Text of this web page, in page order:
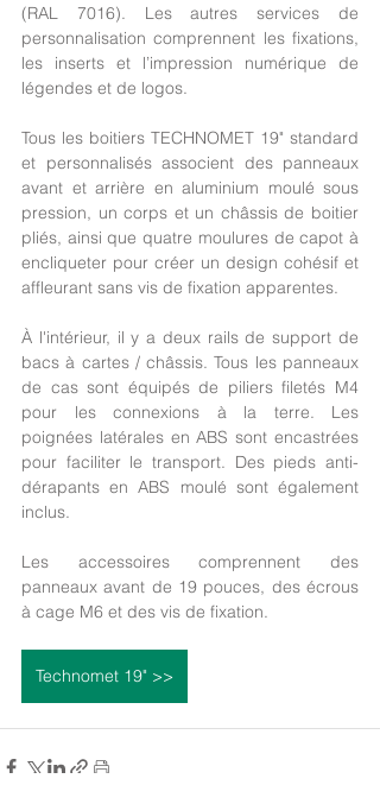
(RAL 7016). Les autres services de
personnalisation comprennent les fixations,
les inserts et l’impression numérique de
légendes et de logos.
Tous les boitiers TECHNOMET 19" standard
et personnalisés associent des panneaux
avant et arrière en aluminium moulé sous
pression, un corps et un châssis de boitier
pliés, ainsi que quatre moulures de capot à
encliqueter pour créer un design cohésif et
affleurant sans vis de fixation apparentes.
À l'intérieur, il y a deux rails de support de
bacs à cartes / châssis. Tous les panneaux
de cas sont équipés de piliers filetés M4
pour les connexions à la terre. Les
poignées latérales en ABS sont encastrées
pour faciliter le transport. Des pieds anti-
dérapants en ABS moulé sont également
inclus.
Les accessoires comprennent des
panneaux avant de 19 pouces, des écrous
à cage M6 et des vis de fixation.
Technomet 19" >>